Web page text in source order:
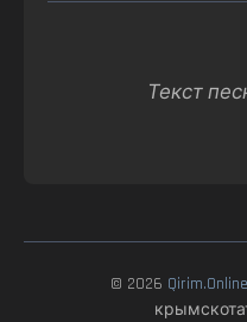
Текст
© 2026 Qirim.Online